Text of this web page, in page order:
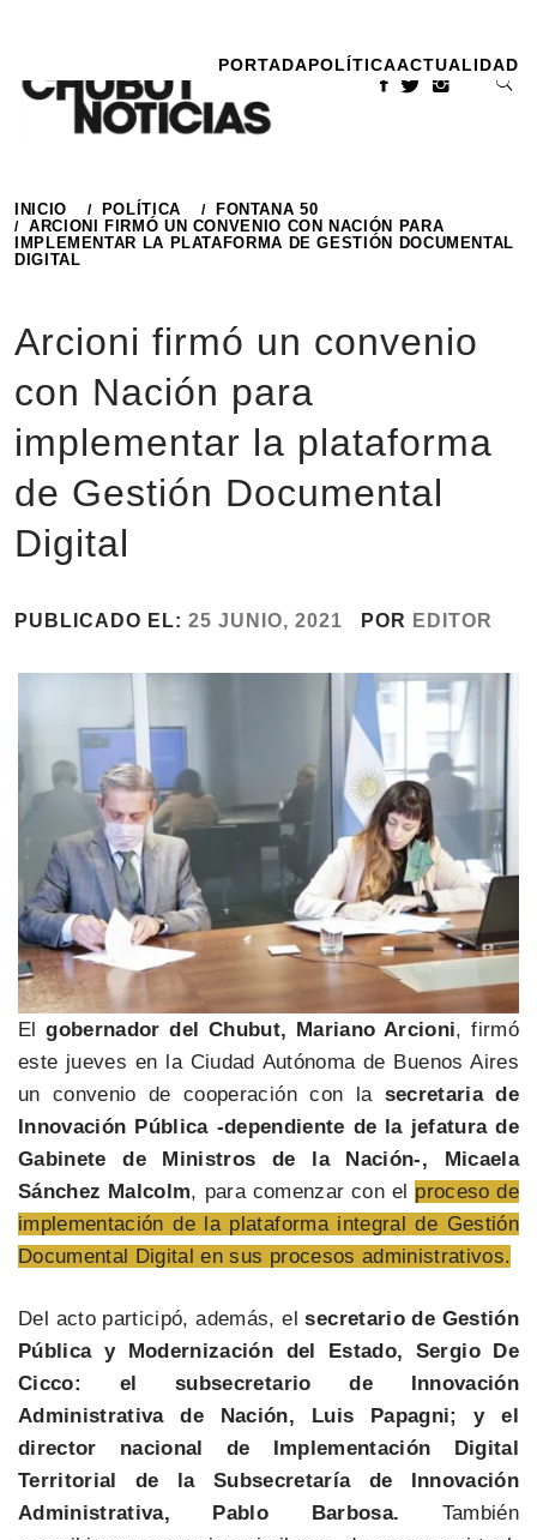
contenido
PORTADAPOLÍTICAACTUALIDAD
INICIO POLÍTICA
FONTANA 50
ARCIONI FIRMÓ UN CONVENIO CON NACIÓN PARA
IMPLEMENTAR LA PLATAFORMA DE GESTIÓN DOCUMENTAL
DIGITAL
Arcioni firmó un convenio
con Nación para
implementar la plataforma
de Gestión Documental
Digital
PUBLICADO EL: 25 JUNIO, 2021 POR EDITOR
Elgobernador del Chubut, Mariano Arcioni, firmó
este jueves en la Ciudad Autónoma de Buenos Aires
un convenio de cooperación con la secretaria de
Innovación Pública -dependiente de la jefatura de
Gabinete de Ministros de la Nación-, Micaela
Sánchez Malcolm, para comenzar con el proceso de
implementación de la plataforma integral de Gestión
Documental Digital en sus procesos administrativos.
Del acto participó, además, elsecretario de Gestión
Pública y Modernización del Estado, Sergio De
Cicco: el subsecretario de Innovación
Administrativa de Nación, Luis Papagni; y el
director nacional de Implementación Digital
Territorial de la Subsecretaría de Innovación
Administrativa, Pablo Barbosa. También